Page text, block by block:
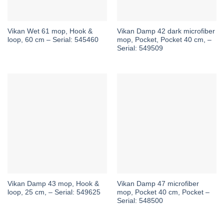
Vikan Wet 61 mop, Hook &
loop, 60 cm – Serial: 545460
Vikan Damp 42 dark microfiber
mop, Pocket, Pocket 40 cm, –
Serial: 549509
Vikan Damp 43 mop, Hook &
loop, 25 cm, – Serial: 549625
Vikan Damp 47 microfiber
mop, Pocket 40 cm, Pocket –
Serial: 548500